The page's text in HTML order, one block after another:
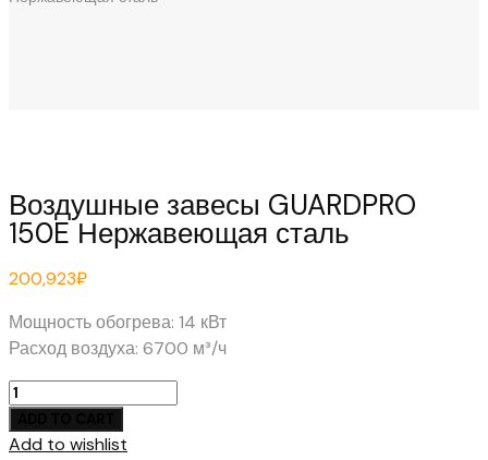
Воздушные завесы GUARDPRO
150E Нержавеющая сталь
200,923₽
Мощность обогрева: 14 кВт
Расход воздуха: 6700 м³/ч
Воздушные
GUARDPRO
Add to wishlist